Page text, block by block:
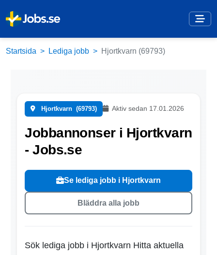
Startsida Lediga jobb Hjortkvarn (69793)
Hjortkvarn (69793) Aktiv sedan 17.01.2026
Jobbannonser i Hjortkvarn
- Jobs.se
Se lediga jobb i Hjortkvarn
Bläddra alla jobb
Sök lediga jobb i Hjortkvarn Hitta aktuella